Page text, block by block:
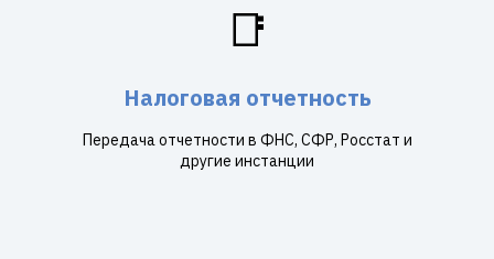
📑
Налоговая отчетность
Передача отчетности в ФНС, СФР, Росстат и
другие инстанции